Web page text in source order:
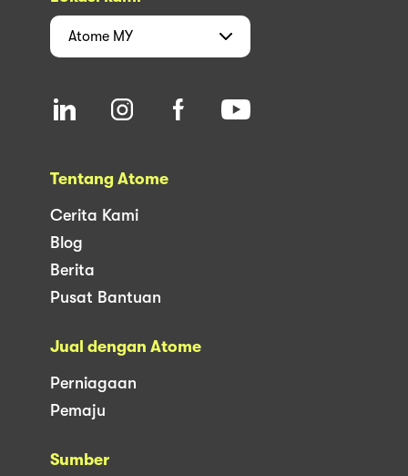
Atome MY
Tentang Atome
Cerita Kami
Blog
Berita
Pusat Bantuan
Jual dengan Atome
Perniagaan
Pemaju
Sumber